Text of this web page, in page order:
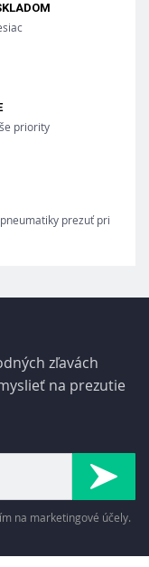
priority
prezuť pri
zľavách
na prezutie
na marketingové účely.